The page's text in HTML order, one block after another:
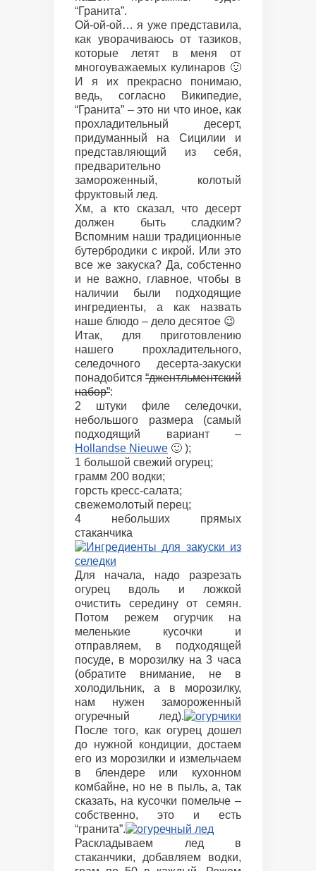
“Гранита”.
Ой-ой-ой… я уже представила,
как уворачиваюсь от тазиков,
которые летят в меня от
многоуважаемых кулинаров 🙂
И я их прекрасно понимаю,
ведь, согласно Википедие,
“Гранита” – это ни что иное, как
прохладительный десерт,
придуманный на Сицилии и
представляющий из себя,
предварительно
замороженный, колотый
фруктовый лед.
Хм, а кто сказал, что десерт
должен быть сладким?
Вспомним наши традиционные
бутербродики с икрой. Или это
все же закуска? Да, собстенно
и не важно, главное, чтобы в
наличии были подходящие
ингредиенты, а как назвать
наше блюдо – дело десятое 😉
Итак, для приготовлению
нашего прохладительного,
селедочного десерта-закуски
понадобится “джентльментский
набор”:
2 штуки филе селедочки,
небольшого размера (самый
подходящий вариант –
Hollandse Nieuwe 🙂 );
1 большой свежий огурец;
грамм 200 водки;
горсть кресс-салата;
свежемолотый перец;
4 небольших прямых
стаканчика
Для начала, надо разрезать
огурец вдоль и ложкой
очистить середину от семян.
Потом режем огурчик на
меленькие кусочки и
отправляем, в подходящей
посуде, в морозилку на 3 часа
(обратите внимание, не в
холодильник, а в морозилку,
нам нужен замороженный
огуречный лед).
После того, как огурец дошел
до нужной кондиции, достаем
его из морозилки и измельчаем
в блендере или кухонном
комбайне, но не в пыль, а, так
сказать, на кусочки помельче –
собственно, это и есть
“гранита”.
Раскладываем лед в
стаканчики, добавляем водки,